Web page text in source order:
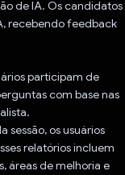
de IA. Os candidatos
recebendo feedback
participam de
com base nas
sessão, os usuários
relatórios incluem
áreas de melhoria e